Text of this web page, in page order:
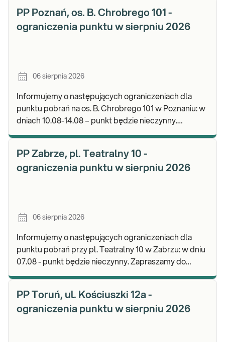
PP Poznań, os. B. Chrobrego 101 -
ograniczenia punktu w sierpniu 2026
06 sierpnia 2026
Informujemy o następujących ograniczeniach dla
punktu pobrań na os. B. Chrobrego 101 w Poznaniu: w
dniach 10.08-14.08 – punkt będzie nieczynny.
PP Zabrze, pl. Teatralny 10 -
ograniczenia punktu w sierpniu 2026
06 sierpnia 2026
Informujemy o następujących ograniczeniach dla
punktu pobrań przy pl. Teatralny 10 w Zabrzu: w dniu
07.08 - punkt będzie nieczynny. Zapraszamy do
PP Toruń, ul. Kościuszki 12a -
ograniczenia punktu w sierpniu 2026